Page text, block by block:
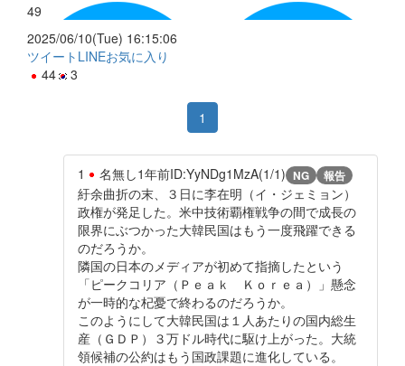
49
2025/06/10(Tue) 16:15:06
ツイート LINEお気に入り
44
3
1
1 名無し1年前ID:YyNDg1MzA(1/1) NG 報告
紆余曲折の末、３日に李在明（イ・ジェミョン）
政権が発足した。米中技術覇権戦争の間で成長の
限界にぶつかった大韓民国はもう一度飛躍できる
のだろうか。
隣国の日本のメディアが初めて指摘したという
「ピークコリア（Ｐｅａｋ Ｋｏｒｅａ）」懸念
が一時的な杞憂で終わるのだろうか。
このようにして大韓民国は１人あたりの国内総生
産（ＧＤＰ）３万ドル時代に駆け上がった。大統
領候補の公約はもう国政課題に進化している。